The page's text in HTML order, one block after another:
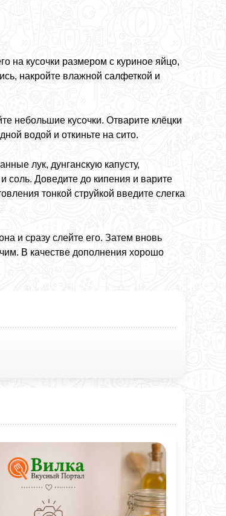
на кусочки размером с куриное яйцо,
накройте влажной салфеткой и
небольшие кусочки. Отварите клёцки
водой и откиньте на сито.
лук, дунганскую капусту,
соль. Доведите до кипения и варите
тонкой струйкой введите слегка
и сразу слейте его. Затем вновь
В качестве дополнения хорошо